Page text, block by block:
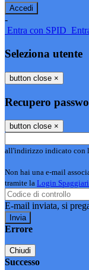
-
Entra con SPID
Seleziona utente
button close ×
Recupero
button close ×
all'indirizzo indicato con
Non hai una e-mail
tramite la Login Spaggiari
E-mail inviata, si
Errore
Chiudi
Successo